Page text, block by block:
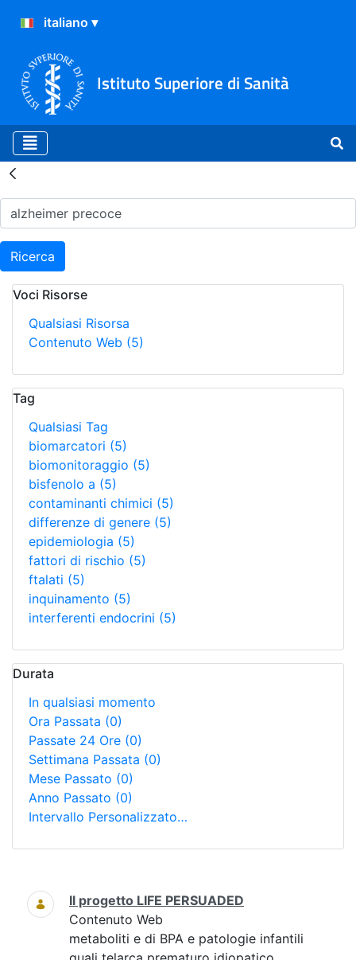
Istituto Superiore di Sanità
Risultati della Ricerca -
Ricerca
Voci Risorse
Qualsiasi Risorsa
Contenuto Web (5)
Tag
Qualsiasi Tag
biomarcatori (5)
biomonitoraggio (5)
bisfenolo a (5)
contaminanti chimici (5)
differenze di genere (5)
epidemiologia (5)
fattori di rischio (5)
ftalati (5)
inquinamento (5)
interferenti endocrini (5)
Durata
In qualsiasi momento
Ora Passata (0)
Passate 24 Ore (0)
Settimana Passata (0)
Mese Passato (0)
Anno Passato (0)
Intervallo Personalizzato…
Ricerca
Il progetto LIFE PERSUADED
Contenuto Web
metaboliti e di BPA e patologie infantili